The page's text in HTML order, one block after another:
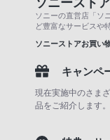
ソニーの直営店「ソ
ど豊富なサービスや
ソニーストアお買い
キャンペ
現在実施中のさま
品をご紹介します。